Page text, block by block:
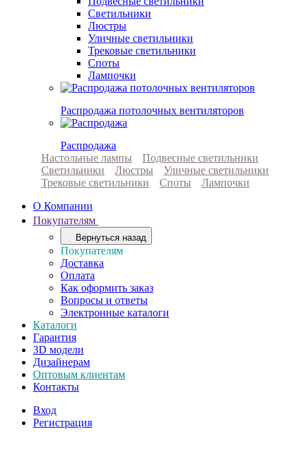
Светильники
Люстры
Уличные светильники
Трековые светильники
Споты
Лампочки
Распродажа потолочных вентиляторов
Распродажа
Настольные лампы
Подвесные светильники
Светильники
Люстры
Уличные светильники
Трековые светильники
Споты
Лампочки
О Компании
Покупателям
Вернуться назад
Покупателям
Доставка
Оплата
Как оформить заказ
Вопросы и ответы
Электронные каталоги
Каталоги
Гарантия
3D модели
Дизайнерам
Оптовым клиентам
Контакты
Вход
Регистрация